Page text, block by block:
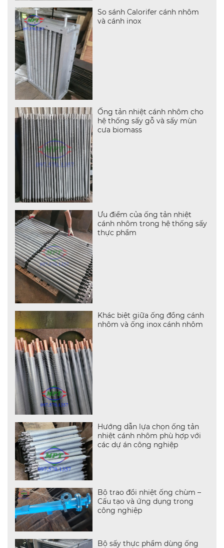
So sánh Calorifer cánh nhôm
và cánh inox
Ống tản nhiệt cánh nhôm cho
hệ thống sấy gỗ và sấy mùn
cưa biomass
Ưu điểm của ống tản nhiệt
cánh nhôm trong hệ thống sấy
thực phẩm
Khác biệt giữa ống đồng cánh
nhôm và ống inox cánh nhôm
Hướng dẫn lựa chọn ống tản
nhiệt cánh nhôm phù hợp với
các dự án công nghiệp
Bộ trao đổi nhiệt ống chùm –
Cấu tạo và ứng dụng trong
công nghiệp
Bộ sấy thực phẩm dùng ống